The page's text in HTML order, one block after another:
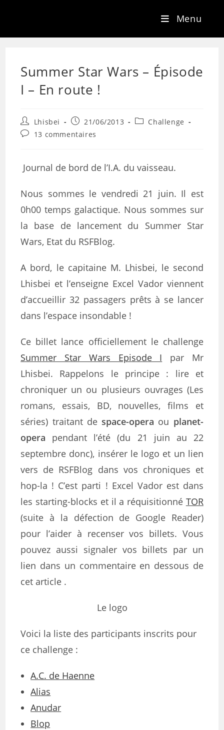
Menu
Summer Star Wars – Épisode
I – En route !
Lhisbei 21/06/2013
Challenge
13 commentaires
Journal de bord de l’I.A. du vaisseau.
Nous sommes le vendredi 21 juin. Il est
0h00 temps galactique. Nous sommes sur
la base de lancement du Summer Star
Wars, Etat du RSFBlog.
A bord, le capitaine M. Lhisbei, le second
Lhisbei et l’enseigne Excel Vador viennent
d’accueillir 32 passagers prêts à se lancer
dans l’espace insondable !
Ce billet lance officiellement le challenge
Summer Star Wars Episode I par Mr
Lhisbei. Rappelons le principe : lire et
chroniquer un ou plusieurs ouvrages (Les
romans, essais, BD, nouvelles, films et
séries) traitant de space-opera ou planet-
opera pendant l’été (du 21 juin au 22
septembre donc), insérer le logo et un lien
vers de RSFBlog dans vos chroniques et
hop-la ! C’est parti ! Excel Vador est dans
les starting-blocks et il a réquisitionné TOR
(suite à la défection de Google Reader)
pour l’aider à recenser vos billets. Vous
pouvez aussi signaler vos billets par un
lien dans un commentaire en dessous de
cet article .
Le logo
Voici la liste des participants inscrits pour
ce challenge :
A.C. de Haenne
Alias
Anudar
Blop